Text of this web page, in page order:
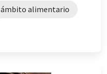
ámbito alimentario